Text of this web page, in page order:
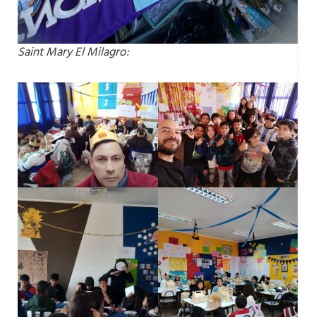
Saint Mary El Milagro: